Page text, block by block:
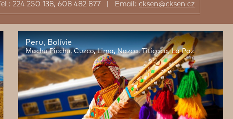
Tel.: 224 250 138, 608 482 877 | Email: cksen@cksen.cz
Peru, Bolívie
Machu Picchu, Cuzco, Lima, Nazca, Titicaca, La Paz